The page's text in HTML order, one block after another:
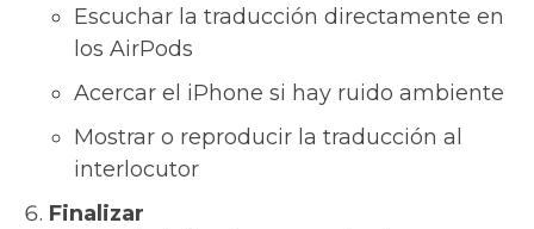
Escuchar la traducción directamente en
los AirPods
Acercar el iPhone si hay ruido ambiente
Mostrar o reproducir la traducción al
interlocutor
Finalizar